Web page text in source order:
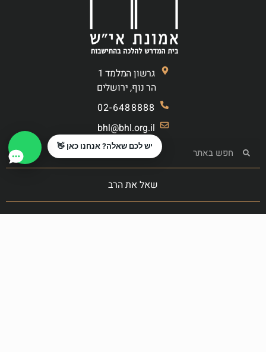
גרשון המלמד 1
הר נוף, ירושלים
02-6488888
bhl@bhl.org.il
שאל את הרב
הצטרף לקרן המעשרות
יש לכם שאלה? אנחנו כאן 👋